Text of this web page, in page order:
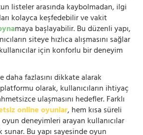
listeler arasında kaybolmadan, ilgi
kolayca keşfedebilir ve vakit
maya başlayabilir. Bu düzenli yapı,
siteye hızlıca alışmasını sağlar
için konforlu bir deneyim
fazlasını dikkate alarak
olarak, kullanıcıların ihtiyaç
ulaşmasını hedefler. Farklı
online oyunlar, hem kısa süreli
deneyimleri arayan kullanıcılar